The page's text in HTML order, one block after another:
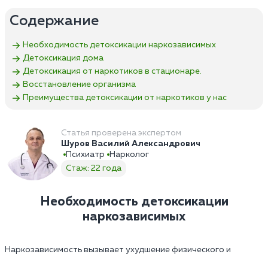
Содержание
Необходимость детоксикации наркозависимых
Детоксикация дома
Детоксикация от наркотиков в стационаре.
Восстановление организма
Преимущества детоксикации от наркотиков у нас
Статья проверена экспертом
Шуров Василий Александрович
Психиатр
Нарколог
Стаж: 22 года
Необходимость детоксикации
наркозависимых
Наркозависимость вызывает ухудшение физического и